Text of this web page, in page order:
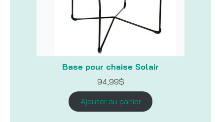
Base pour chaise Solair
94,99$
Ajouter au panier